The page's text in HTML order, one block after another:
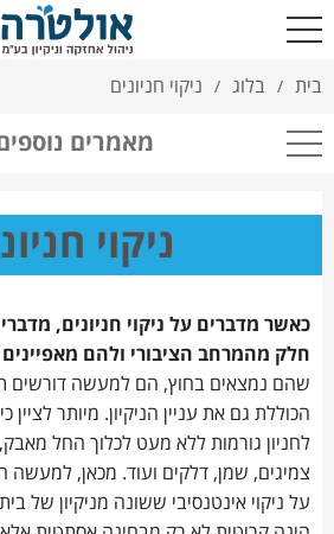
בית / בלוג / ניקוי חניונים
מאמרים
ניקוי
כאשר מדברים על ניקוי חניונים,
חלק מהמרחב הציבורי ולהם
שהם נמצאים בחוץ, הם למעשה דורשים
הכוללת גם את עניין הניקיון. מיותר לציין
לחניון גורמות ללא מעט לכלוך החל
צמיגים, שמן, דלקים ועוד. מכאן,
על ניקוי אינטנסיבי ששונה מניקיון של